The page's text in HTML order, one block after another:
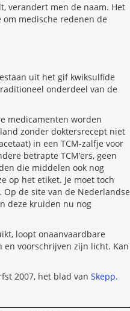
verandert men de naam. Het
om medische redenen de
uit het gif kwiksulfide
onderdeel van de
medicamenten worden
zonder doktersrecept niet
in een TCM-zalfje voor
betrapte TCM’ers, geen
die middelen ook nog
op het etiket. Je moet toch
Op de site van de Nederlandse
deze kruiden nu nog
loopt onaanvaardbare
en voorschrijven zijn licht. Kan
2007, het blad van Skepp.